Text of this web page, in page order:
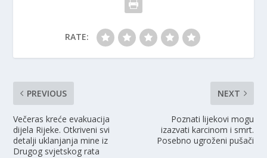
RATE:
PREVIOUS
Večeras kreće evakuacija
dijela Rijeke. Otkriveni svi
detalji uklanjanja mine iz
Drugog svjetskog rata
NEXT
Poznati lijekovi mogu
izazvati karcinom i smrt.
Posebno ugroženi pušači